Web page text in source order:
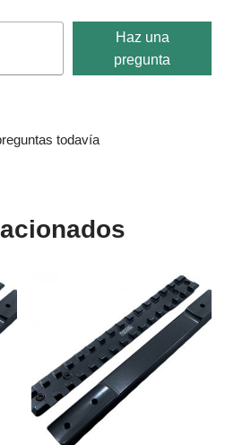
Haz una
pregunta
todavía